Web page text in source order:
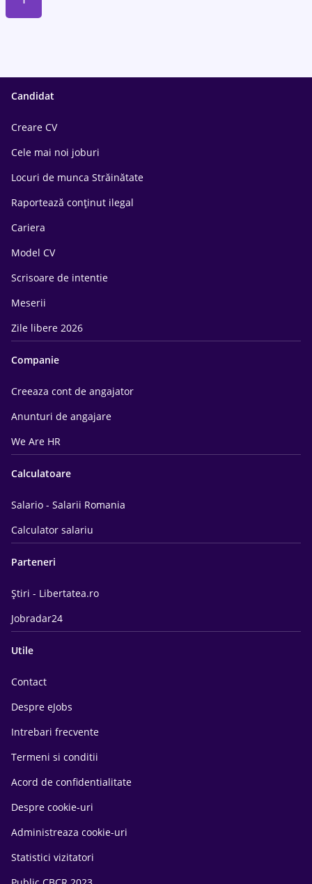
Candidat
Creare CV
Cele mai noi joburi
Locuri de munca Străinătate
Raportează conținut ilegal
Cariera
Model CV
Scrisoare de intentie
Meserii
Zile libere 2026
Companie
Creeaza cont de angajator
Anunturi de angajare
We Are HR
Calculatoare
Salario - Salarii Romania
Calculator salariu
Parteneri
Știri - Libertatea.ro
Jobradar24
Utile
Contact
Despre eJobs
Intrebari frecvente
Termeni si conditii
Acord de confidentialitate
Despre cookie-uri
Administreaza cookie-uri
Statistici vizitatori